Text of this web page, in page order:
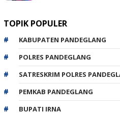
TOPIK POPULER
KABUPATEN PANDEGLANG
POLRES PANDEGLANG
SATRESKRIM POLRES
PEMKAB PANDEGLANG
BUPATI IRNA